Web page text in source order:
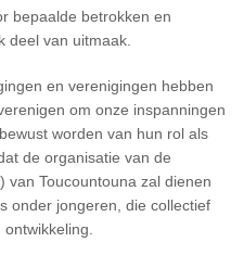
bepaalde betrokken en
deel van uitmaak.
en verenigingen hebben
om onze inspanningen
worden van hun rol als
de organisatie van de
van Toucountouna zal dienen
onder jongeren, die collectief